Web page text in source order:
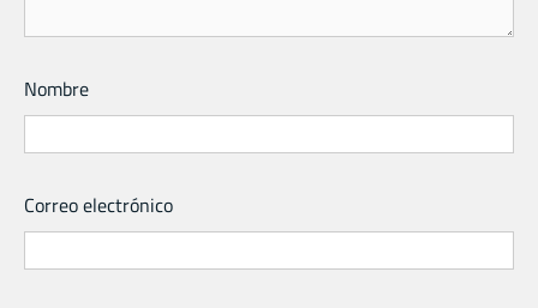
Nombre
Correo electrónico